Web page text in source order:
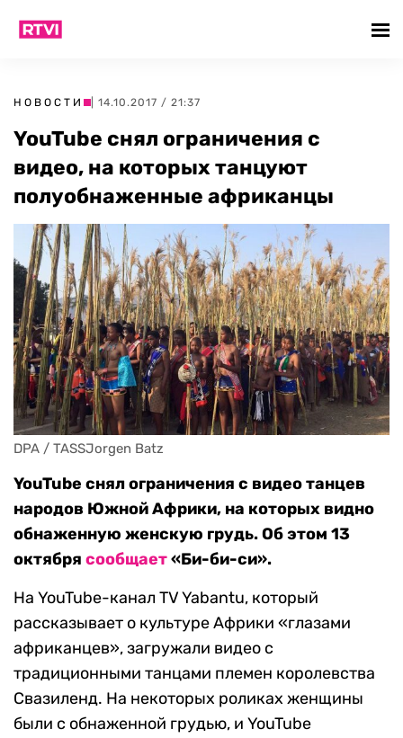
НОВОСТИ | 14.10.2017 / 21:37
YouTube снял ограничения с
видео, на которых танцуют
полуобнаженные африканцы
DPA / TASSJorgen Batz
YouTube снял ограничения с видео танцев
народов Южной Африки, на которых видно
обнаженную женскую грудь. Об этом 13
октября сообщает«Би-би-си».
На YouTube-канал TV Yabantu, который
рассказывает о культуре Африки «глазами
африканцев», загружали видео с
традиционными танцами племен королевства
Свазиленд. На некоторых роликах женщины
были с обнаженной грудью, и YouTube